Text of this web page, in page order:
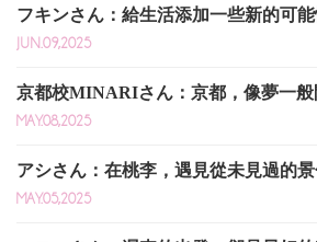
フキンさん：給生活添加一些新的可
JUN.09,2025
京都校MINARIさん：京都，像夢一般
MAY.08,2025
アシさん：在桃李，遇見從未見過的
MAY.05,2025